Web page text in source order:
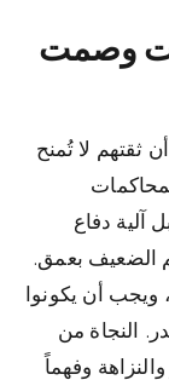
وصمت
ثقتهم لا تُمنح
آلية دفاع
الضعيف بعمق.
ويجب أن يكونوا
النجاة من
وفهماً